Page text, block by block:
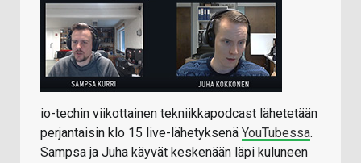
io-techin viikottainen tekniikkapodcast lähetetään
perjantaisin klo 15 live-lähetyksenä YouTubessa.
Sampsa ja Juha käyvät keskenään läpi kuluneen